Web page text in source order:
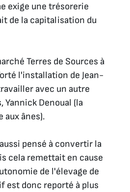
exige une trésorerie
de la capitalisation du
Terres de Sources à
l'installation de Jean-
avec un autre
Yannick Denoual (la
aux ânes).
pensé à convertir la
cela remettait en cause
de l'élevage de
est donc reporté à plus